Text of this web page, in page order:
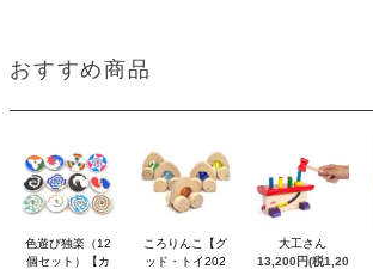
おすすめ商品
色遊び独楽（12
個セット）【カ
ころりんこ【グ
ッド・トイ202
大工さん
13,200円(税1,20